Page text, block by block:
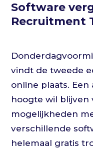
Software
Recruitment
vindt de tweede
online plaats.
hoogte wil blijven
mogelijkheden
verschillende
helemaal gratis